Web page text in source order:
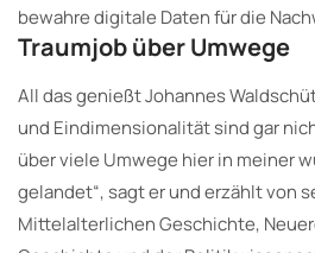
bewahre digitale Daten für die
Traumjob über Umwege
All das genießt Johannes
und Eindimensionalität sind gar
über viele Umwege hier in meiner
gelandet“, sagt er und erzählt von
Mittelalterlichen Geschichte,